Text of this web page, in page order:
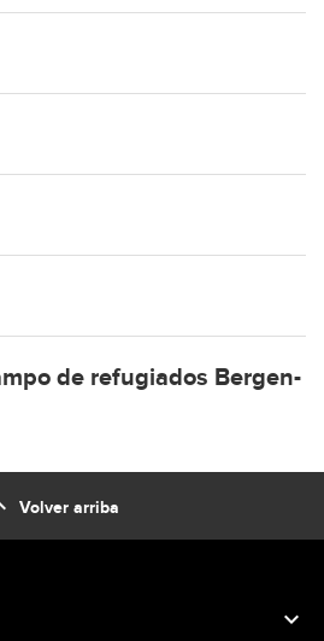
de refugiados Bergen-
Volver arriba